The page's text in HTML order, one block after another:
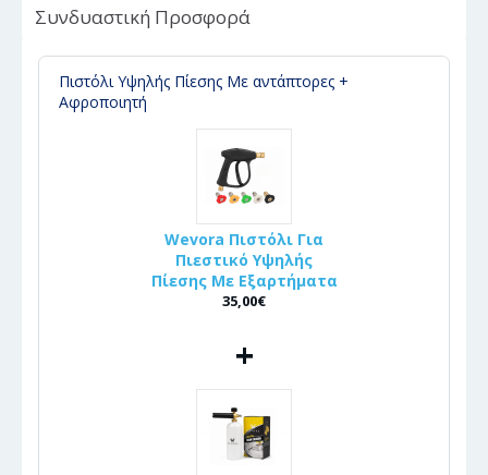
Συνδυαστική Προσφορά
Πιστόλι Υψηλής Πίεσης Με αντάπτορες +
Αφροποιητή
Wevora Πιστόλι Για
Πιεστικό Υψηλής
Πίεσης Με Εξαρτήματα
35,00€
+